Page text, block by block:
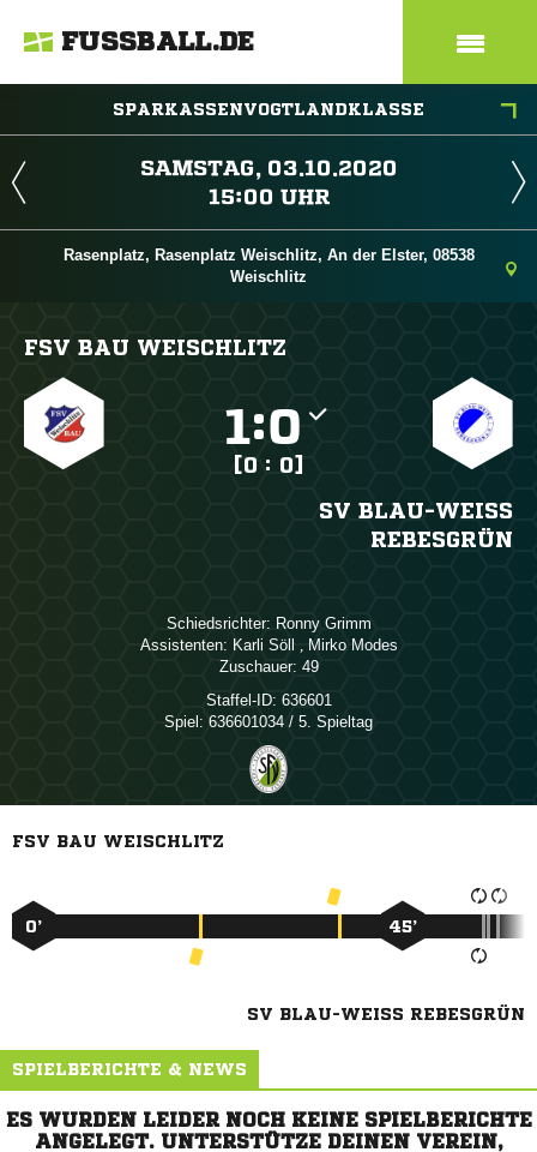
FUSSBALL.DE
SPARKASSENVOGTLANDKLASSE
 
 
Rasenplatz, Rasenplatz Weischlitz, An der Elster, 08538
Weischlitz
FSV BAU WEISCHLITZ
:
[0 : 0]
SV BLAU-WEISS R
EBESGRÜN
Schiedsrichter:  
Assistenten:  
,  
Zuschauer: 49
Staffel-ID: 636601
Spiel: 636601034 / 5. Spieltag
FSV BAU WEISCHLITZ
0’ 45’
SV BLAU-WEISS REBESGRÜN
SPIELBERICHTE & NEWS
ES WURDEN LEIDER NOCH KEINE SPIELBERICHTE
ANGELEGT. UNTERSTÜTZE DEINEN VEREIN,